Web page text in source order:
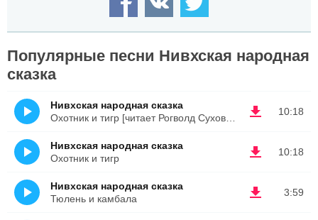
Популярные песни Нивхская народная
сказка
10:18
Нивхская народная сказка
10:18
Нивхская народная сказка
Охотник и тигр
3:59
Нивхская народная сказка
Тюлень и камбала